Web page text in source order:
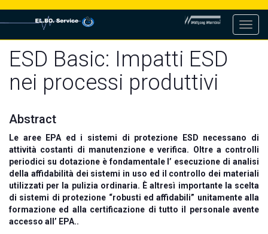
ESD Basic: Impatti ESD
nei processi produttivi
Abstract
Le aree EPA ed i sistemi di protezione ESD necessano di
attività costanti di manutenzione e verifica. Oltre a controlli
periodici su dotazione è fondamentale l’ esecuzione di analisi
della affidabilità dei sistemi in uso ed il controllo dei materiali
utilizzati per la pulizia ordinaria. È altresì importante la scelta
di sistemi di protezione “robusti ed affidabili” unitamente alla
formazione ed alla certificazione di tutto il personale avente
accesso all’ EPA..